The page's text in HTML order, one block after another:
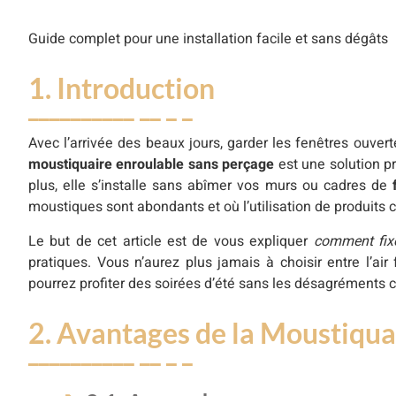
Guide complet pour une installation facile et sans dégâts
1. Introduction
Avec l’arrivée des beaux jours, garder les fenêtres
moustiquaire enroulable sans perçage est une solution
plus, elle s’installe sans abîmer vos murs ou cadres de
moustiques sont abondants et où l’utilisation de
Le but de cet article est de vous expliquer comment
pratiques. Vous n’aurez plus jamais à choisir entre
pourrez profiter des soirées d’été sans les désagréments
2. Avantages de la